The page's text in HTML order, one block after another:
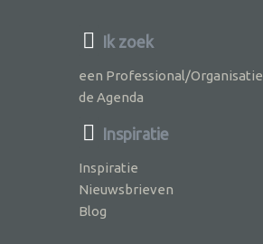
Ik zoek
een Professional/Organisatie
de Agenda
Inspiratie
Inspiratie
Nieuwsbrieven
Blog